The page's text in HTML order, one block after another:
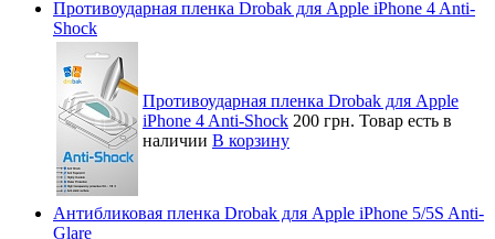
Противоударная пленка Drobak для Apple iPhone 4 Anti-
Shock
Противоударная пленка Drobak для Apple
iPhone 4 Anti-Shock 200 грн. Товар есть в
наличии В корзину
Антибликовая пленка Drobak для Apple iPhone 5/5S Anti-
Glare